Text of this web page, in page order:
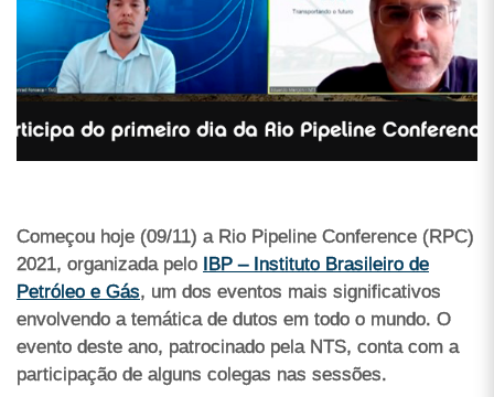
Começou hoje (09/11) a Rio Pipeline Conference (RPC)
2021, organizada pelo IBP – Instituto Brasileiro de
Petróleo e Gás, um dos eventos mais significativos
envolvendo a temática de dutos em todo o mundo. O
evento deste ano, patrocinado pela NTS, conta com a
participação de alguns colegas nas sessões.